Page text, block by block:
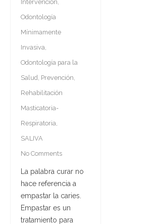
Intervención,
Odontología
Mínimamente
Invasiva,
Odontología para la
Salud, Prevención,
Rehabilitación
Masticatoria-
Respiratoria,
SALIVA
No Comments
La palabra curar no
hace referencia a
empastar la caries.
Empastar es un
tratamiento para